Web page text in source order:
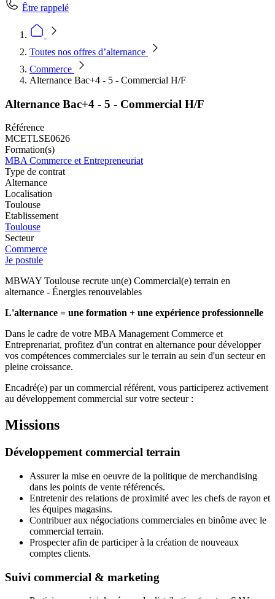
Être rappelé
Toutes nos offres d’alternance
Commerce
Alternance Bac+4 - 5 - Commercial H/F
Alternance Bac+4 - 5 - Commercial H/F
Référence
MCETLSE0626
Formation(s)
MBA Commerce et Entrepreneuriat
Type de contrat
Alternance
Localisation
Toulouse
Etablissement
Toulouse
Secteur
Commerce
Je postule
MBWAY Toulouse recrute un(e) Commercial(e) terrain en
alternance - Énergies renouvelables
L'alternance = une formation + une expérience professionnelle
Dans le cadre de votre MBA Management Commerce et
Entreprenariat, profitez d'un contrat en alternance pour développer
vos compétences commerciales sur le terrain au sein d'un secteur en
pleine croissance.
Encadré(e) par un commercial référent, vous participerez activement
au développement commercial sur votre secteur :
Missions
Développement commercial terrain
Assurer la mise en oeuvre de la politique de merchandising
dans les points de vente référencés.
Entretenir des relations de proximité avec les chefs de rayon et
les équipes magasins.
Contribuer aux négociations commerciales en binôme avec le
commercial terrain.
Prospecter afin de participer à la création de nouveaux
comptes clients.
Suivi commercial & marketing